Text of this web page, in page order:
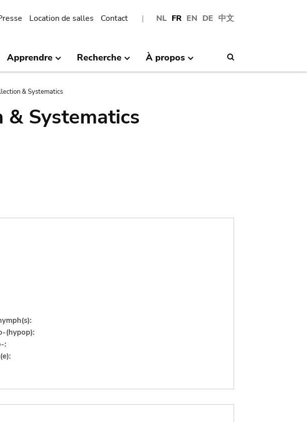
NL FR EN DE 中文
Location de salles Contact
Apprendre Recherche À propos
& Systematics
Systematics
(hypop):
: